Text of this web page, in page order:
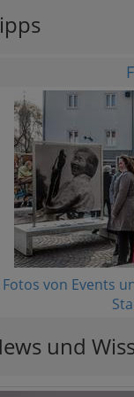
Fotos von Events
und